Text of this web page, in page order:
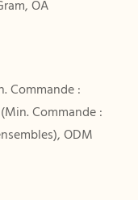
OA
Commande :
Commande :
ODM